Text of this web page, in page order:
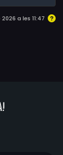
a les 11:47